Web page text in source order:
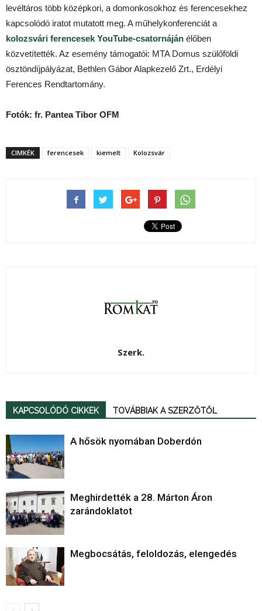
levéltáros több középkori, a domonkosokhoz és ferencesekhez
kapcsolódó iratot mutatott meg. A műhelykonferenciát a
kolozsvári ferencesek YouTube-csatornáján élőben
közvetítették. Az esemény támogatói: MTA Domus szülőföldi
ösztöndíjpályázat, Bethlen Gábor Alapkezelő Zrt., Erdélyi
Ferences Rendtartomány.
Fotók: fr. Pantea Tibor OFM
CIMKÉK ferencesek kiemelt Kolozsvár
Szerk.
KAPCSOLÓDÓ CIKKEK TOVÁBBIAK A SZERZŐTŐL
A hősök nyomában Doberdón
Meghirdették a 28. Márton Áron
zarándoklatot
Megbocsátás, feloldozás, elengedés